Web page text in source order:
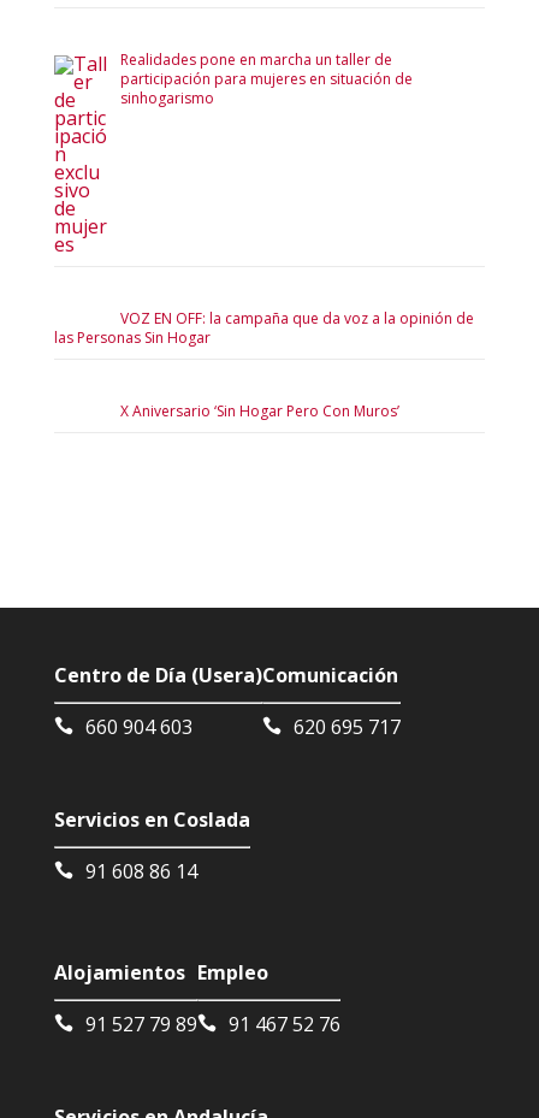
Realidades pone en marcha un taller de
participación para mujeres en situación de
sinhogarismo
VOZ EN OFF: la campaña que da voz a la opinión de
las Personas Sin Hogar
X Aniversario ‘Sin Hogar Pero Con Muros’
Centro de Día (Usera)
660 904 603
Comunicación
620 695 717
Servicios en Coslada
91 608 86 14
Alojamientos
91 527 79 89
Empleo
91 467 52 76